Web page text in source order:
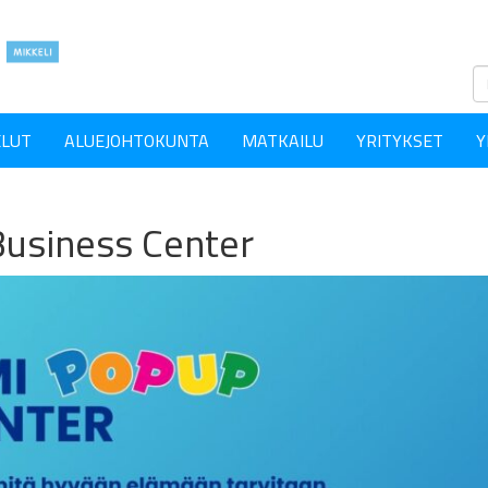
ALUEJOHTOKUNTA MATKAILU YRITYKSET
Center